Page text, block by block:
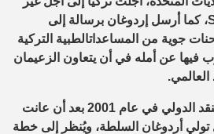
، كما أرسل ردوغان برسالة إلى
جوية من المساعد اتالطبية التركية
فيها عن أمله في أن يتعاون الزعيمان
.
الدولي في عام 2001
بعد أن عانت
تولي أردوغان السلطة، ويُنظر إلى خطة